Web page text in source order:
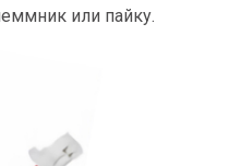
или пайку.